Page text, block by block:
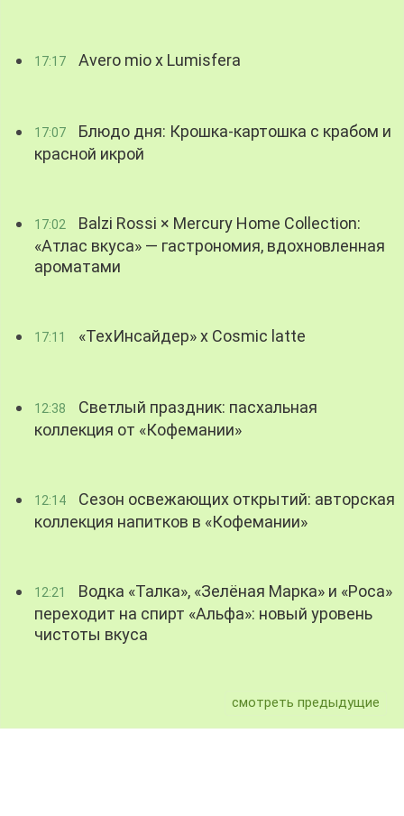
17:17 Avero mio x Lumisfera
17:07
Блюдо дня: Крошка-картошка с крабом и
красной икрой
17:02
Balzi Rossi × Mercury Home Collection:
«Атлас вкуса» — гастрономия, вдохновленная
ароматами
17:11 «ТехИнсайдер» х Cosmic latte
12:38
Светлый праздник: пасхальная
коллекция от «Кофемании»
12:14
Сезон освежающих открытий: авторская
коллекция напитков в «Кофемании»
12:21
Водка «Талка», «Зелёная Марка» и «Роса»
переходит на спирт «Альфа»: новый уровень
чистоты вкуса
смотреть предыдущие